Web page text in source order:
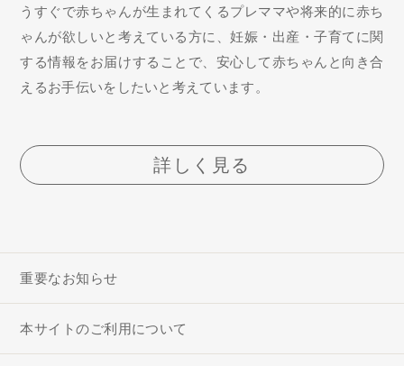
うすぐで赤ちゃんが生まれてくるプレママや将来的に赤ち
ゃんが欲しいと考えている方に、妊娠・出産・子育てに関
する情報をお届けすることで、安心して赤ちゃんと向き合
えるお手伝いをしたいと考えています。
詳しく見る
重要なお知らせ
本サイトのご利用について